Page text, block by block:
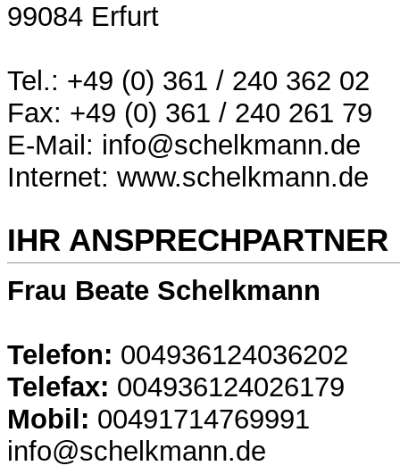
99084 Erfurt
Tel.: +49 (0) 361 / 240 362 02
Fax: +49 (0) 361 / 240 261 79
E-Mail: info@schelkmann.de
Internet: www.schelkmann.de
IHR ANSPRECHPARTNER
Frau Beate Schelkmann
Telefon: 004936124036202
Telefax: 004936124026179
Mobil: 00491714769991
info@schelkmann.de